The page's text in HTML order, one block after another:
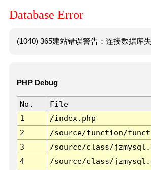
Database Error
(1040) 365建站错误警告：连接数据库
PHP Debug
No. File
1
/index.php
2
/source/function/
3
/source/class/
4
/source/class/